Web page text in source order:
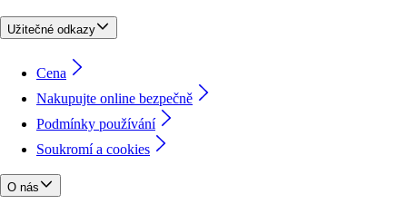
Užitečné odkazy
Cena
Nakupujte online bezpečně
Podmínky používání
Soukromí a cookies
O nás